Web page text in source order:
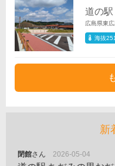
道の
広島県東
海抜
新
閉館さん 2026-05-04